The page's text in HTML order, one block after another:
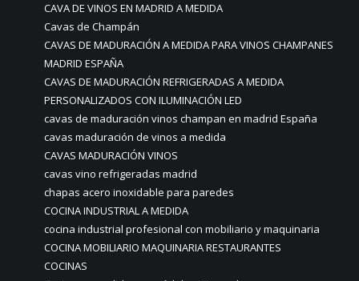
CAVA DE VINOS EN MADRID A MEDIDA
Cavas de Champán
CAVAS DE MADURACIÓN A MEDIDA PARA VINOS CHAMPANES
MADRID ESPAÑA
CAVAS DE MADURACIÓN REFRIGERADAS A MEDIDA
PERSONALIZADOS CON ILUMINACIÓN LED
cavas de maduración vinos champan en madrid España
cavas maduración de vinos a medida
CAVAS MADURACIÓN VINOS
cavas vino refrigeradas madrid
chapas acero inoxidable para paredes
COCINA INDUSTRIAL A MEDIDA
cocina industrial profesional con mobiliario y maquinaria
COCINA MOBILIARIO MAQUINARIA RESTAURANTES
COCINAS